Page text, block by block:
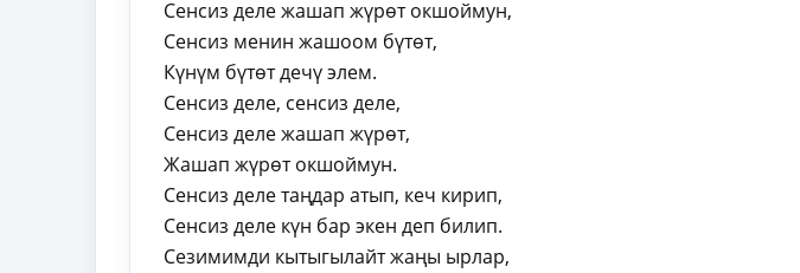
Сенсиз деле жашап жүрөт окшоймун,
Сенсиз менин жашоом бүтөт,
Күнүм бүтөт дечү элем.
Сенсиз деле, сенсиз деле,
Сенсиз деле жашап жүрөт,
Жашап жүрөт окшоймун.
Сенсиз деле таңдар атып, кеч кирип,
Сенсиз деле күн бар экен деп билип.
Сезимимди кытыгылайт жаңы ырлар,